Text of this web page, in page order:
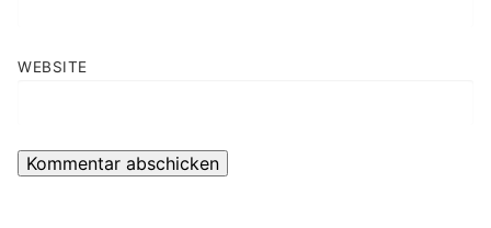
WEBSITE